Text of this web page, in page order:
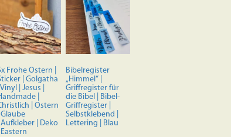
Frohe Ostern |
| Golgatha
| Vinyl | Jesus |
|
| Ostern
| Glaube
| Aufkleber | Deko
| Eastern
Bibelregister
„Himmel“ |
Griffregister für
die Bibel | Bibel-
Griffregister |
Selbstklebend |
Lettering | Blau